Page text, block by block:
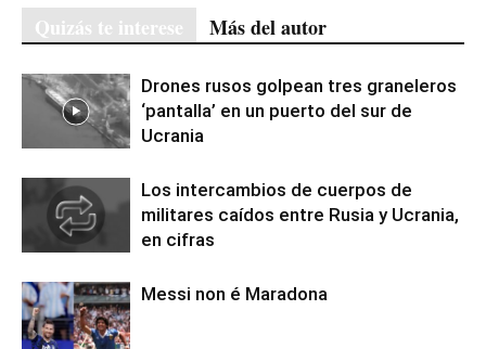
Quizás te interese Más del autor
Drones rusos golpean tres graneleros
‘pantalla’ en un puerto del sur de
Ucrania
Los intercambios de cuerpos de
militares caídos entre Rusia y Ucrania,
en cifras
Messi non é Maradona